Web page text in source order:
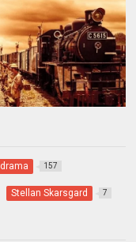
drama 157
Stellan Skarsgard 7